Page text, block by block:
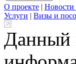
О проекте | Новости
Услуги | Визы и
Данный